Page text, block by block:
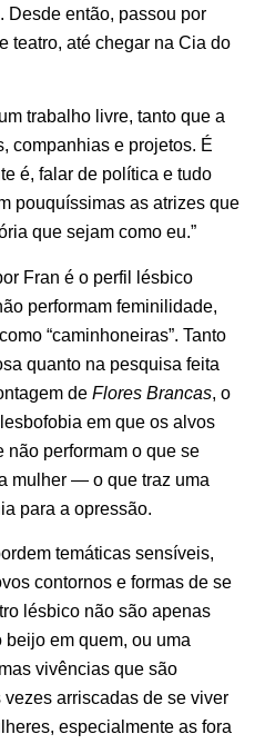
Desde então, passou por
teatro, até chegar na Cia do
trabalho livre, tanto que a
companhias e projetos. É
é, falar de política e tudo
pouquíssimas as atrizes que
que sejam como eu.”
Fran é o perfil lésbico
performam feminilidade,
“caminhoneiras”. Tanto
quanto na pesquisa feita
de Flores Brancas, o
em que os alvos
performam o que se
mulher — o que traz uma
para a opressão.
temáticas sensíveis,
contornos e formas de se
lésbico não são apenas
em quem, ou uma
vivências que são
arriscadas de se viver
especialmente as fora